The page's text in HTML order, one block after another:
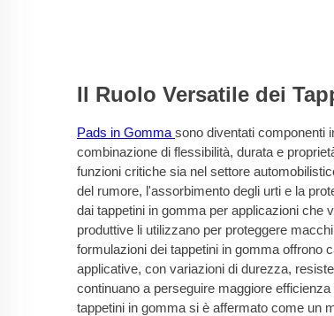
Il Ruolo Versatile dei
Pads in Gomma sono diventati componenti
combinazione di flessibilità, durata e
funzioni critiche sia nel settore
del rumore, l'assorbimento degli urti e la
dai tappetini in gomma per applicazioni che
produttive li utilizzano per proteggere
formulazioni dei tappetini in gomma offrono
applicative, con variazioni di durezza,
continuano a perseguire maggiore
tappetini in gomma si è affermato come un